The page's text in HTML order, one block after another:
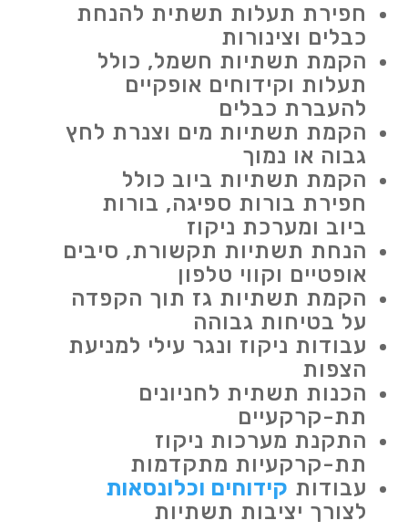
חפירת תעלות תשתית להנחת
כבלים וצינורות
הקמת תשתיות חשמל, כולל
תעלות וקידוחים אופקיים
להעברת כבלים
הקמת תשתיות מים וצנרת לחץ
גבוה או נמוך
הקמת תשתיות ביוב כולל
חפירת בורות ספיגה, בורות
ביוב ומערכת ניקוז
הנחת תשתיות תקשורת, סיבים
אופטיים וקווי טלפון
הקמת תשתיות גז תוך הקפדה
על בטיחות גבוהה
עבודות ניקוז ונגר עילי למניעת
הצפות
הכנות תשתית לחניונים
תת-קרקעיים
התקנת מערכות ניקוז
תת-קרקעיות מתקדמות
עבודות קידוחים וכלונסאות
לצורך יציבות תשתיות